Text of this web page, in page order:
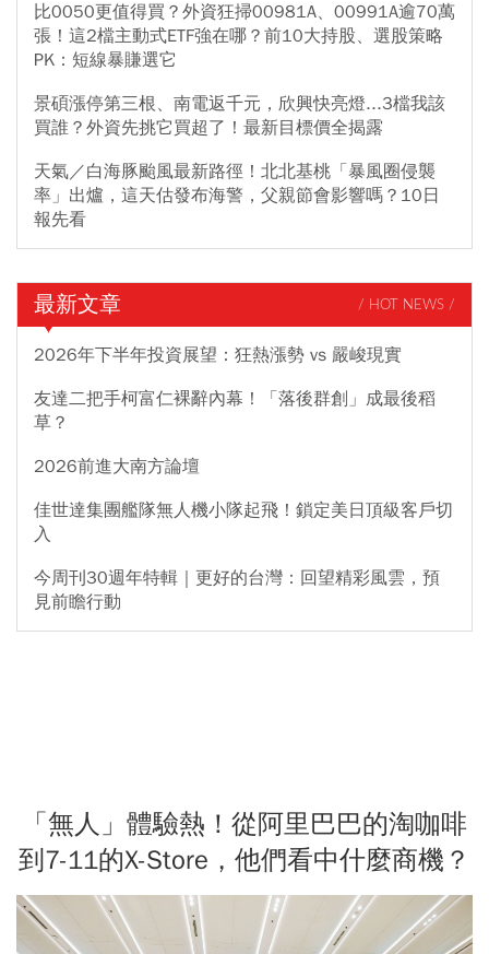
比0050更值得買？外資狂掃00981A、00991A逾70萬
張！這2檔主動式ETF強在哪？前10大持股、選股策略
PK：短線暴賺選它
景碩漲停第三根、南電返千元，欣興快亮燈...3檔我該
買誰？外資先挑它買超了！最新目標價全揭露
天氣／白海豚颱風最新路徑！北北基桃「暴風圈侵襲
率」出爐，這天估發布海警，父親節會影響嗎？10日
報先看
最新文章 / HOT NEWS /
2026年下半年投資展望：狂熱漲勢 vs 嚴峻現實
友達二把手柯富仁裸辭內幕！「落後群創」成最後稻
草？
2026前進大南方論壇
佳世達集團艦隊無人機小隊起飛！鎖定美日頂級客戶切
入
今周刊30週年特輯｜更好的台灣：回望精彩風雲，預
見前瞻行動
「無人」體驗熱！從阿里巴巴的淘咖啡
到7-11的X-Store，他們看中什麼商機？